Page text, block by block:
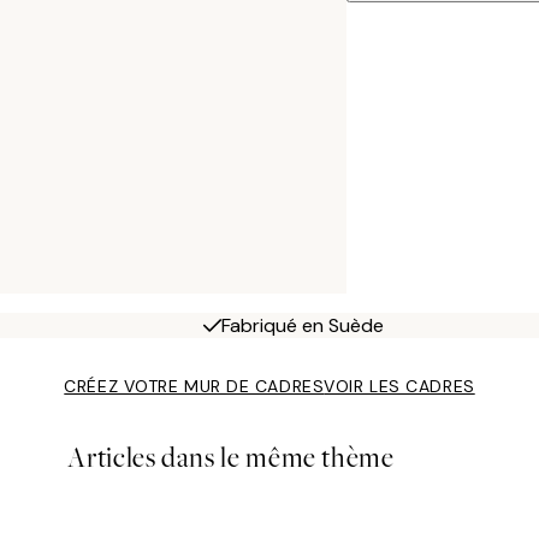
Fabriqué en Suède
CRÉEZ VOTRE MUR DE CADRESVOIR LES CADRES
Articles dans le même thème